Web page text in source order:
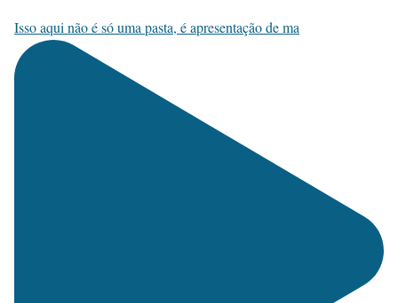
Isso aqui não é só uma pasta, é apresentação de ma